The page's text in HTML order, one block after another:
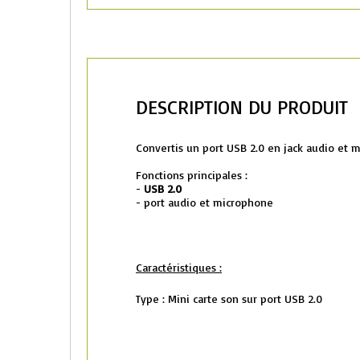
DESCRIPTION DU PRODUIT
Convertis un port USB 2.0 en jack audio et
Fonctions principales :
- USB 2.0
- port audio et microphone
Caractéristiques :
Type : Mini carte son sur port USB 2.0